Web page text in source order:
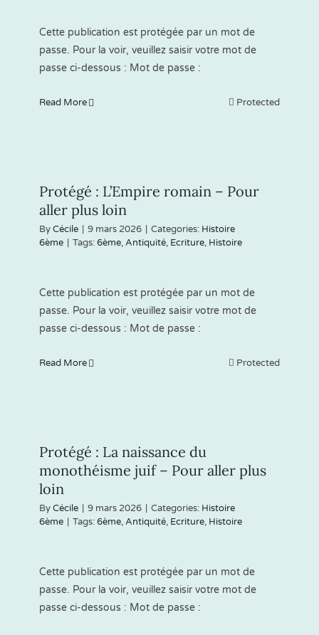
Cette publication est protégée par un mot de
passe. Pour la voir, veuillez saisir votre mot de
passe ci-dessous : Mot de passe :
Read More Protected
Protégé : L’Empire romain – Pour
aller plus loin
ByCécile 9 mars 2026 Categories: Histoire
6ème
Tags:6ème,Antiquité, Ecriture, Histoire
Cette publication est protégée par un mot de
passe. Pour la voir, veuillez saisir votre mot de
passe ci-dessous : Mot de passe :
Read More Protected
Protégé : La naissance du
monothéisme juif – Pour aller plus
loin
ByCécile 9 mars 2026 Categories: Histoire
6ème
Tags:6ème,Antiquité, Ecriture, Histoire
Cette publication est protégée par un mot de
passe. Pour la voir, veuillez saisir votre mot de
passe ci-dessous : Mot de passe :